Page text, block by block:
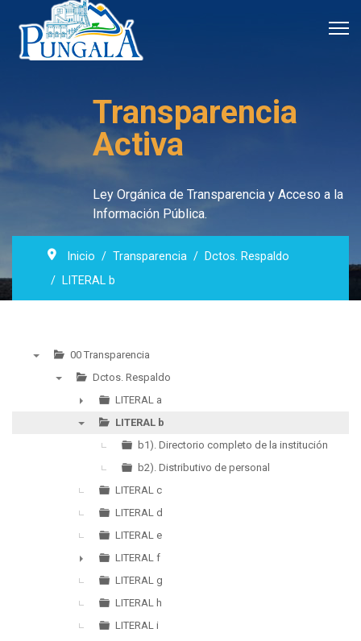
Transparencia
Activa
Ley Orgánica de Transparencia y Acceso a la
Información Pública.
Inicio Transparencia
Dctos. Respaldo
LITERAL b
00 Transparencia
Dctos. Respaldo
►
LITERAL a
LITERAL b
b1). Directorio completo de la institución
b2). Distributivo de personal
LITERAL c
LITERAL d
LITERAL e
►
LITERAL f
LITERAL g
LITERAL h
LITERAL i